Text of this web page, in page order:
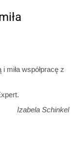
miła współpracę z
Izabela Schinkel